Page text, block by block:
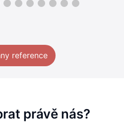
reference
právě nás?